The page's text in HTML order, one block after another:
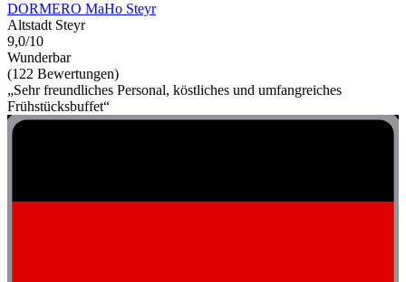
DORMERO MaHo Steyr
Altstadt Steyr
9,0/10
Wunderbar
(122 Bewertungen)
„Sehr freundliches Personal, köstliches und umfangreiches
Frühstücksbuffet“